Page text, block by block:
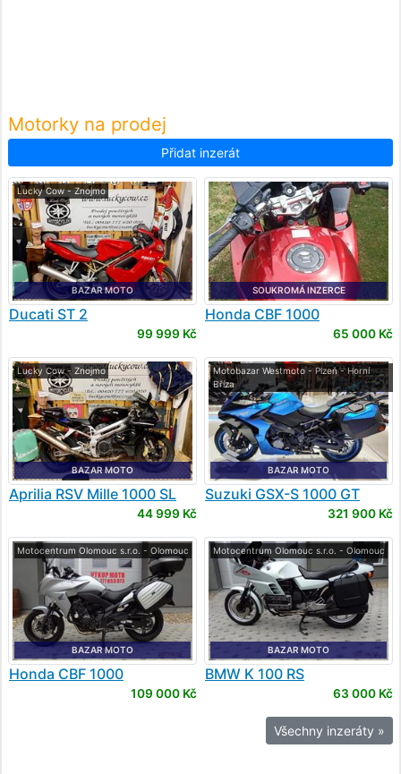
Motorky na prodej
Přidat inzerát
Lucky Cow - Znojmo
BAZAR MOTO
Ducati ST 2
99 999 Kč
SOUKROMÁ INZERCE
Honda CBF 1000
65 000 Kč
Lucky Cow - Znojmo
BAZAR MOTO
Aprilia RSV Mille 1000 SL
44 999 Kč
Motobazar Westmoto - Plzeň - Horní
Bříza
BAZAR MOTO
Suzuki GSX-S 1000 GT
321 900 Kč
Motocentrum Olomouc s.r.o. - Olomouc
BAZAR MOTO
Honda CBF 1000
109 000 Kč
Motocentrum Olomouc s.r.o. - Olomouc
BAZAR MOTO
BMW K 100 RS
63 000 Kč
Všechny inzeráty »